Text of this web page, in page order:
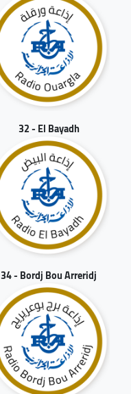
32 - El Bayadh
34 - Bordj Bou Arreridj